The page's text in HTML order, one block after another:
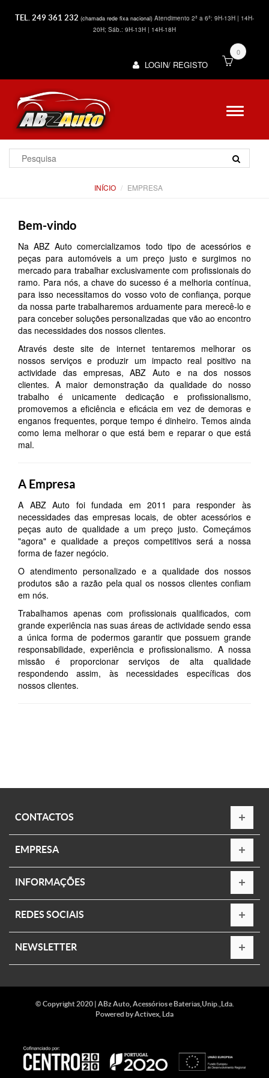
TEL. 249 361 232 (chamada rede fixa nacional) Atendimento 2ª a 6ª: 9H-13H | 14H-
20H; Sáb.: 9H-13H | 14H-18H
LOGIN/ REGISTO
0
INÍCIO EMPRESA
Bem-vindo
Na ABZ Auto comercializamos todo tipo de acessórios e
peças para automóveis a um preço justo e surgimos no
mercado para trabalhar exclusivamente com profissionais do
ramo. Para nós, a chave do sucesso é a melhoria contínua,
para isso necessitamos do vosso voto de confiança, porque
da nossa parte trabalharemos arduamente para merecê-lo e
para conceber soluções personalizadas que vão ao encontro
das necessidades dos nossos clientes.
Através deste site de internet tentaremos melhorar os
nossos serviços e produzir um impacto real positivo na
actividade das empresas, ABZ Auto e na dos nossos
clientes. A maior demonstração da qualidade do nosso
trabalho é unicamente dedicação e profissionalismo,
promovemos a eficiência e eficácia em vez de demoras e
enganos frequentes, porque tempo é dinheiro. Temos ainda
como lema melhorar o que está bem e reparar o que está
mal.
A Empresa
A ABZ Auto foi fundada em 2011 para responder às
necessidades das empresas locais, de obter acessórios e
peças auto de qualidade a um preço justo. Começámos
"agora" e qualidade a preços competitivos será a nossa
forma de fazer negócio.
O atendimento personalizado e a qualidade dos nossos
produtos são a razão pela qual os nossos clientes confiam
em nós.
Trabalhamos apenas com profissionais qualificados, com
grande experiência nas suas áreas de actividade sendo essa
a única forma de podermos garantir que possuem grande
responsabilidade, experiência e profissionalismo. A nossa
missão é proporcionar serviços de alta qualidade
respondendo assim, às necessidades específicas dos
nossos clientes.
CONTACTOS
EMPRESA
INFORMAÇÕES
REDES SOCIAIS
NEWSLETTER
© Copyright 2020 | ABz Auto, Acessórios e Baterias,Unip.,Lda.
Powered byActivex, Lda